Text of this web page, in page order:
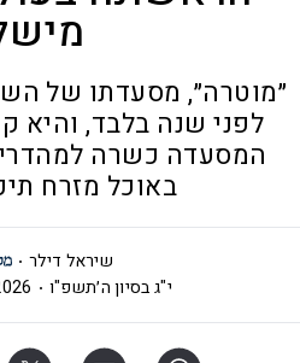
״מוטרה״, מסעדתו של
לפני שנה בלבד, והיא
המסעדה כשרה
באוכל מזרח
שיראל דילר
י"ג בסיון ה׳תשפ"ו